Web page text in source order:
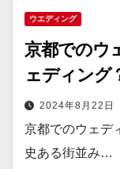
ウエディング
京都でのウ
ェディング
2024年8月22日
京都でのウェデ
史ある街並み…